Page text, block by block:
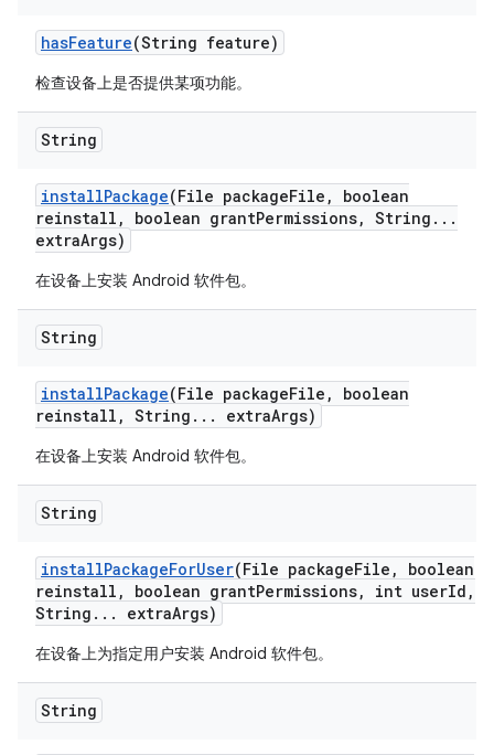
hasFeature(String feature)
检查设备上是否提供某项功能。
String
installPackage(File packageFile ,
boolean
reinstall , boolean grantPermissions, String . . .
extraArgs)
在设备上安装 Android 软件包。
String
installPackage(File packageFile ,
boolean
reinstall , String . . . extraArgs)
在设备上安装 Android 软件包。
String
installPackageForUser(File packageFile ,
boolean
reinstall , boolean grantPermissions, int userId ,
String . . . extraArgs)
在设备上为指定用户安装 Android 软件包。
String